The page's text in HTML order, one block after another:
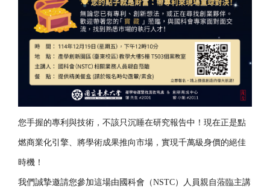
您手握的專利與技術，不該只沉睡在研究報告中！ 現在正是點
燃商業化引擎、將學術成果推向市場， 實現千萬級身價的絕佳
時機！
我們誠摯邀請您參加這場由國科會（NSTC） 人員親自蒞臨主講